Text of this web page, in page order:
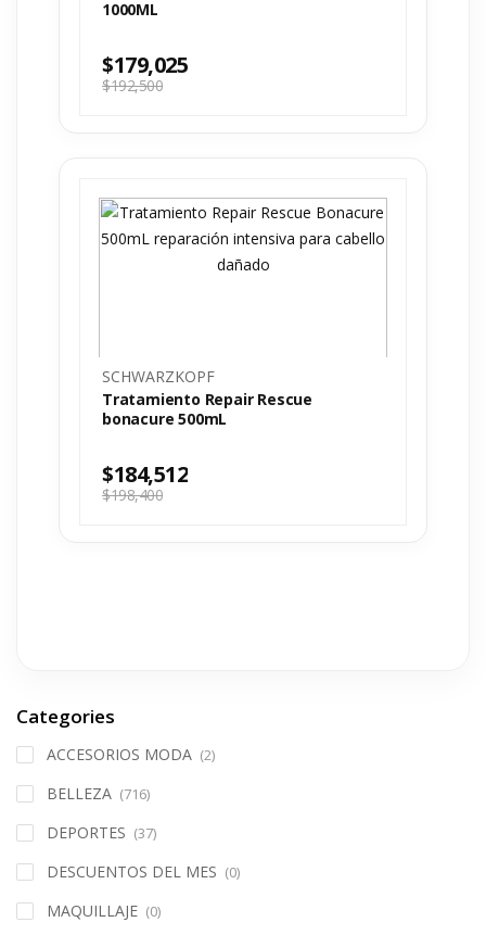
1000ML
$192,500
$179,025
SCHWARZKOPF
Tratamiento Repair Rescue
bonacure 500mL
$198,400
$184,512
Categories
ACCESORIOS MODA (2)
BELLEZA (716)
DEPORTES (37)
DESCUENTOS DEL MES (0)
MAQUILLAJE (0)